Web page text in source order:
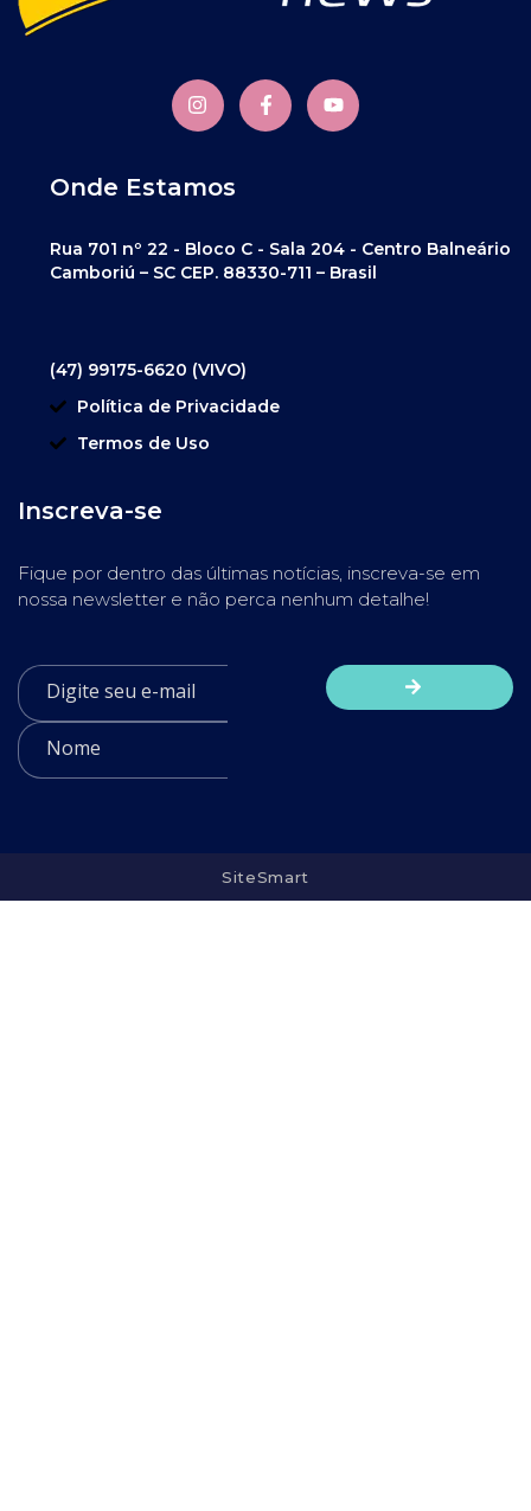
Onde Estamos
Rua 701 nº 22 - Bloco C - Sala 204 - Centro Balneário
Camboriú – SC CEP. 88330-711 – Brasil
(47) 99175-6620 (VIVO)
Política de Privacidade
Termos de Uso
Inscreva-se
Fique por dentro das últimas notícias, inscreva-se em
nossa newsletter e não perca nenhum detalhe!
SiteSmart